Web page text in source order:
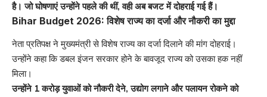
है। जो घोषणाएं उन्होंने पहले की थीं, वही अब बजट में दोहराई गई हैं।
Bihar Budget 2026: विशेष राज्य का दर्जा और नौकरी का मुद्दा
नेता प्रतिपक्ष ने मुख्यमंत्री से विशेष राज्य का दर्जा दिलाने की मांग दोहराई।
उन्होंने कहा कि डबल इंजन सरकार होने के बावजूद राज्य को उसका हक नहीं
मिला।
उन्होंने 1 करोड़ युवाओं को नौकरी देने, उद्योग लगाने और पलायन रोकने को